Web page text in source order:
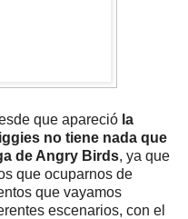
que apareció la
no tiene nada que
de Angry Birds, ya que
que ocuparnos de
que vayamos
escenarios, con el